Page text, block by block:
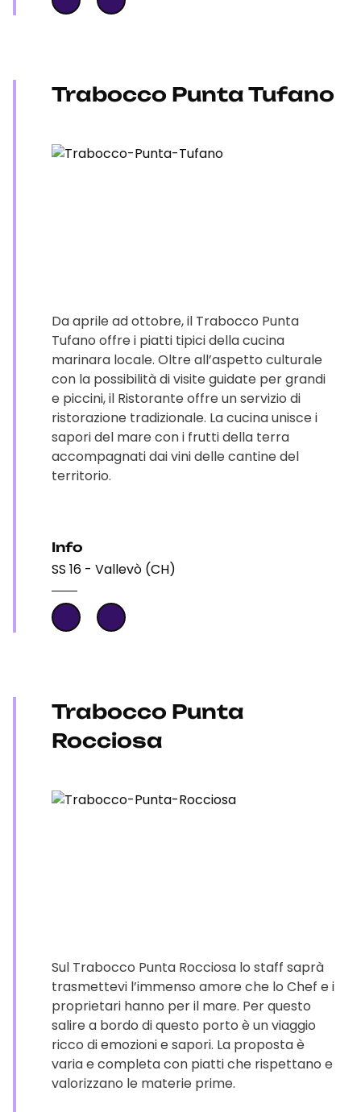
Trabocco Punta Tufano
Da aprile ad ottobre, il Trabocco Punta
Tufano offre i piatti tipici della cucina
marinara locale. Oltre all’aspetto culturale
con la possibilità di visite guidate per grandi
e piccini, il Ristorante offre un servizio di
ristorazione tradizionale. La cucina unisce i
sapori del mare con i frutti della terra
accompagnati dai vini delle cantine del
territorio.
Info
SS 16 - Vallevò (CH)
Trabocco Punta
Rocciosa
Sul Trabocco Punta Rocciosa lo staff saprà
trasmettevi l’immenso amore che lo Chef e i
proprietari hanno per il mare. Per questo
salire a bordo di questo porto è un viaggio
ricco di emozioni e sapori. La proposta è
varia e completa con piatti che rispettano e
valorizzano le materie prime.